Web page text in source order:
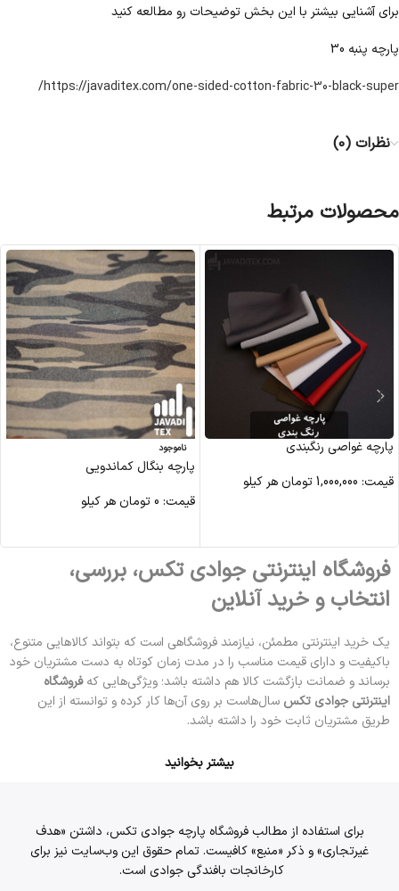
برای آشنایی بیشتر با این بخش توضیحات رو مطالعه کنید
پارچه پنبه 30
https://javaditex.com/one-sided-cotton-fabric-30-black-super/
نظرات (0)
محصولات مرتبط
پارچه غواصی رنگبندی
قیمت: 1,000,000تومان هر کیلو
ناموجود
پارچه بنگال كماندويی
قیمت: 0تومان هر کیلو
فروشگاه اینترنتی جوادی تکس، بررسی،
انتخاب و خرید آنلاین
یک خرید اینترنتی مطمئن، نیازمند فروشگاهی است که بتواند کالاهایی متنوع،
باکیفیت و دارای قیمت مناسب را در مدت زمان کوتاه به دست مشتریان خود
برساند و ضمانت بازگشت کالا هم داشته باشد؛ ویژگی‌هایی کهفروشگاه
اینترنتی جوادی تکس سال‌هاست بر روی آن‌ها کار کرده و توانسته از این
طریق مشتریان ثابت خود را داشته باشد.
بیشتر بخوانید
برای استفاده از مطالب فروشگاه پارچه جوادی تکس، داشتن «هدف
غیرتجاری» و ذکر «منبع» کافیست. تمام حقوق اين وب‌سايت نیز برای
کارخانجات بافندگی جوادی است.